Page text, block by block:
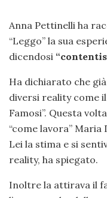
Anna Pettinelli ha
“Leggo” la sua
dicendosi
Ha dichiarato che
diversi reality come il
Famosi”. Questa
“come lavora”
Lei la stima e si
reality, ha spiegato.
Inoltre la attirava il